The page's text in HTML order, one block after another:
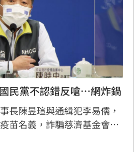
民黨不認錯反嗆⋯網炸鍋
長陳昱瑄與通緝犯李易儒，
苗名義，詐騙慈濟基金會高
台幣10.6億元），並透過人